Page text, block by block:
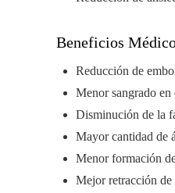
Beneficios
Reducción de
Menor sangrado en
Disminución de la
Mayor cantidad de
Menor formación
Mejor retracción de